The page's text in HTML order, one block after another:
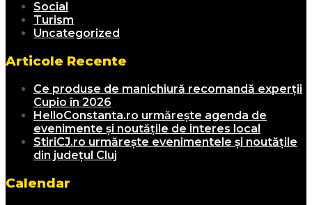
Social
Turism
Uncategorized
Articole Recente
Ce produse de manichiură recomandă experții
Cupio în 2026
HelloConstanta.ro urmărește agenda de
evenimente și noutățile de interes local
StiriCJ.ro urmărește evenimentele și noutățile
din județul Cluj
Calendar